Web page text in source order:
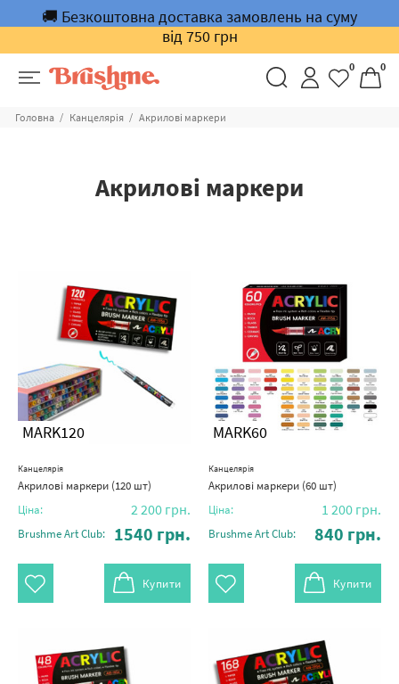
🚚 Безкоштовна доставка замовлень на суму
від 750 грн
0 0
Головна Канцелярія Акрилові маркери
Акрилові маркери
MARK120
Канцелярія
Акрилові маркери (120 шт)
Ціна: 2 200 грн.
Brushme Art Club: 1540 грн.
Купити
MARK60
Канцелярія
Акрилові маркери (60 шт)
Ціна: 1 200 грн.
Brushme Art Club: 840 грн.
Купити